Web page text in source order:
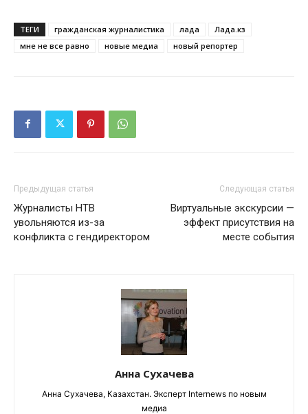
ТЕГИ гражданская журналистика лада
Лада.кз
мне не все равно
новые медиа новый репортер
Предыдущая статья
Журналисты НТВ
увольняются из-за
конфликта с гендиректором
Следующая статья
Виртуальные экскурсии —
эффект присутствия на
месте события
Анна Сухачева
Анна Сухачева, Казахстан. Эксперт Internews по новым
медиа